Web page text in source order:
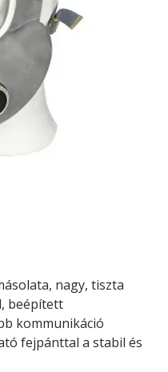
nagy, tiszta
beépített
kommunikáció
fejpánttal a stabil és